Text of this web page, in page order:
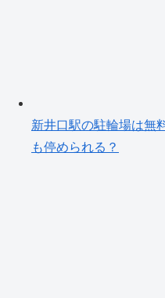
新井口駅の駐輪場は無
も停められる？